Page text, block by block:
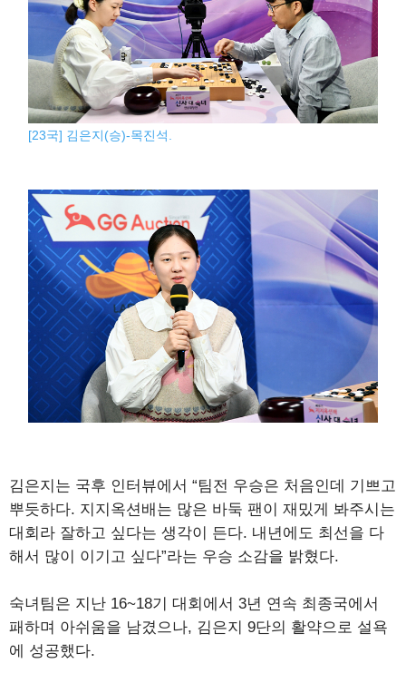
[23국] 김은지(승)-목진석.
김은지는 국후 인터뷰에서 “팀전 우승은 처음인데 기쁘고
뿌듯하다. 지지옥션배는 많은 바둑 팬이 재밌게 봐주시는
대회라 잘하고 싶다는 생각이 든다. 내년에도 최선을 다
해서 많이 이기고 싶다”라는 우승 소감을 밝혔다.
숙녀팀은 지난 16~18기 대회에서 3년 연속 최종국에서
패하며 아쉬움을 남겼으나, 김은지 9단의 활약으로 설욕
에 성공했다.